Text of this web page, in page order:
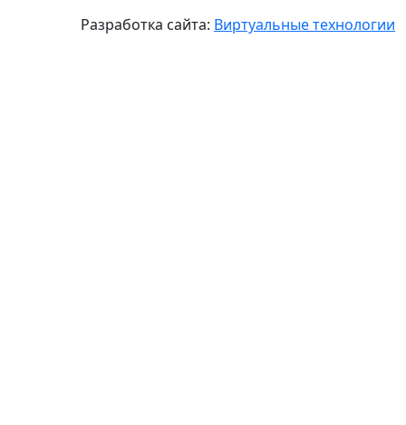
Разработка сайта: Виртуальные технологии